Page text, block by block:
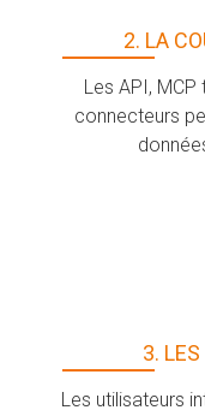
2. LA
Les API,
connecteurs
3. LES
Les utilisateurs